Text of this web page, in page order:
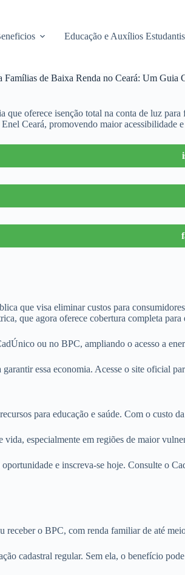
Educação e Auxílios Estudantis
Famílias de Baixa Renda no Ceará: Um Guia
oferece isenção total na conta de luz
Ceará, promovendo maior acessibilidade
que visa eliminar custos para
que agora oferece cobertura completa para
ou no BPC, ampliando o acesso a
essa economia. Acesse o site oficial
para educação e saúde. Com o custo
vida, especialmente em regiões de maior
oportunidade e inscreva-se hoje. Consulte o
receber o BPC, com renda familiar de até
cadastral regular. Sem ela, o benefício